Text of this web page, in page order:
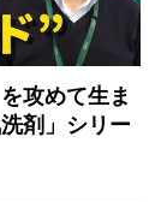
攻めて生ま
剤」シリー